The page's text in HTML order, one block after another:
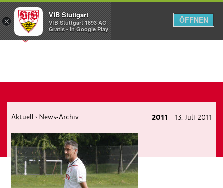
Menü
Aktuell › News-Archiv 2011 13. Juli 2011
×
VfB Stuttgart
VfB Stuttgart 1893 AG
Gratis - In Google Play
ÖFFNEN